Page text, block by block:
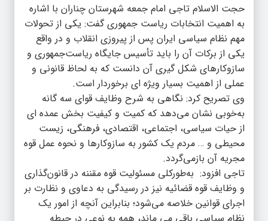
حجت الاسلام تاجی امام جمعه شهرستان چناران با اشاره
به اهمیت انتخابات ریاست جمهوری گفت: یکی از تحولات
مهم نظام سیاسی ایران پس از پیروزی انقلاب و در واقع
یکی از برکات آن را باید تأسیس جایگاه ریاست‌جمهوری و
سازوکار‌های شکل گیری آن دانست که به لحاظ قانونی و
عملی از اهمیت بسیار ویژه ای برخوردار است.
وی تصریح کرد: نگاهی به شرح وظایف قوای سه گانه
به‌خوبی نشان می‌دهد که کمیت و کیفیت بخش عمده ای
از حیات سیاسی، اجتماعی، اقتصادی، فرهنگی، زیست
محیطی و … مردم یک کشور به سازوکار‌ها و نحوه عمل قوه
مجریه آن بازمی‌گردد.
تاجی افزود: به‌طورکلی مسئولیت قوه مقننه در قانون‌گذاری
و وظایف قوه قضائیه نیز در رسیدگی به دعاوی و نظارت بر
اجرای قوانین خلاصه می‌شود؛ بنابراین آنچه از امور یک